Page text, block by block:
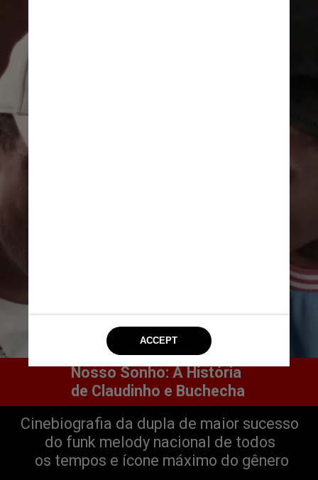
Cinebiografia da dupla de maior sucesso
do funk melody nacional de todos
os tempos e ícone máximo do gênero
Nosso Sonho: A História
de Claudinho e Buchecha